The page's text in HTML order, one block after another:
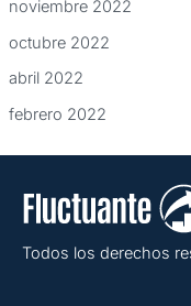
noviembre 2022
octubre 2022
abril 2022
febrero 2022
Todos los derechos